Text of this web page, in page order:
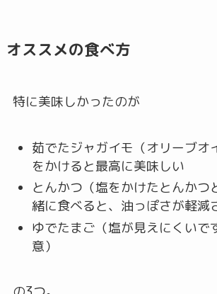
オススメの食べ方
特に美味しかったのが
茹でたジャガイモ（オリーブオ
をかけると最高に美味しい
とんかつ（塩をかけたとんかつ
緒に食べると、油っぽさが軽減
ゆでたまご（塩が見えにくいで
意）